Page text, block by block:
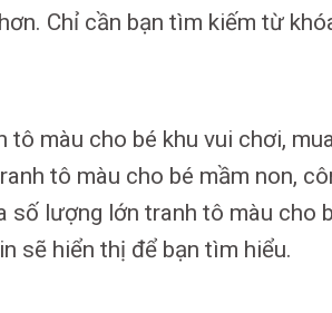
Chỉ cần bạn tìm kiếm từ
tô màu cho bé khu vui chơi,
tô màu cho bé mầm non,
số lượng lớn tranh tô màu cho
sẽ hiển thị để bạn tìm hiểu.